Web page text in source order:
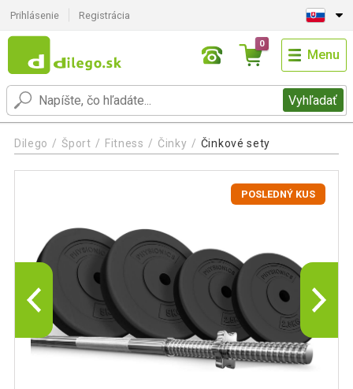
Prihlásenie Registrácia
Vyhľadať
0
Menu
Dilego Šport Fitness Činky Činkové sety
POSLEDNÝ KUS